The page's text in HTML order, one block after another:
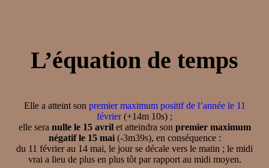
L’équation de temps
Elle a atteint son premier maximum positif de l’année le 11
février(+14m 10s) ;
elle sera nulle le 15 avrilet atteindra son premier maximum
négatif le 15 mai(-3m39s), en conséquence :
du 11 février au 14 mai, le jour se décale vers le matin ; le midi
vrai a lieu de plus en plus tôt par rapport au midi moyen.